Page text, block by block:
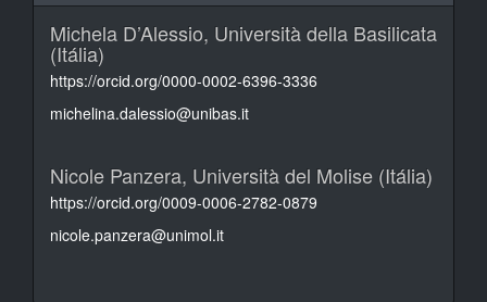
Michela D’Alessio, Università della Basilicata
(Itália)
https://orcid.org/0000-0002-6396-3336
michelina.dalessio@unibas.it
Nicole Panzera, Università del Molise (Itália)
https://orcid.org/0009-0006-2782-0879
nicole.panzera@unimol.it